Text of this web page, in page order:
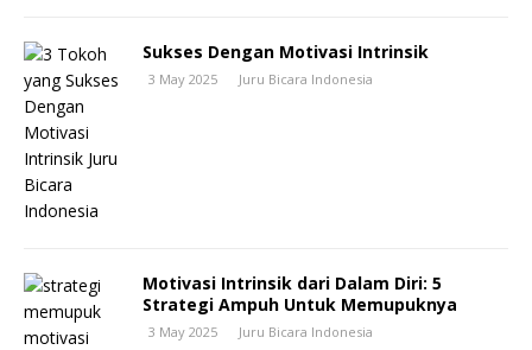
Sukses Dengan Motivasi Intrinsik
3 May 2025 Juru Bicara Indonesia
Motivasi Intrinsik dari Dalam Diri: 5
Strategi Ampuh Untuk Memupuknya
3 May 2025 Juru Bicara Indonesia